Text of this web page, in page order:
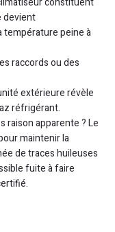
devient
température peine à
raccords ou des
extérieure révèle
réfrigérant.
raison apparente ? Le
maintenir la
de traces huileuses
fuite à faire